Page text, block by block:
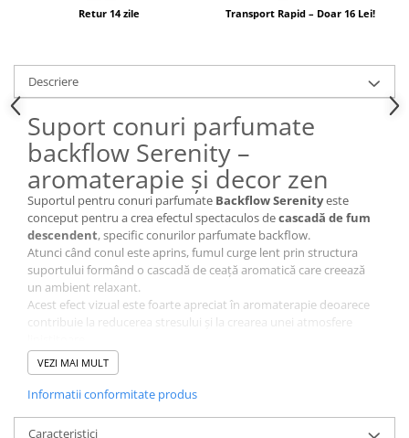
Retur 14 zile Transport Rapid – Doar 16 Lei!
Descriere
Suport conuri parfumate
backflow Serenity –
aromaterapie și decor zen
Suportul pentru conuri parfumate Backflow Serenityeste
conceput pentru a crea efectul spectaculos decascadă de fum
descendent, specific conurilor parfumate backflow.
Atunci când conul este aprins, fumul curge lent prin structura
suportului formând o cascadă de ceață aromatică care creează
un ambient relaxant.
Acest efect vizual este foarte apreciat în aromaterapie deoarece
contribuie la reducerea stresului și la crearea unei atmosfere
Ideal pentru relaxare și
meditație
VEZI MAI MULT
Informatii conformitate produs
Caracteristici